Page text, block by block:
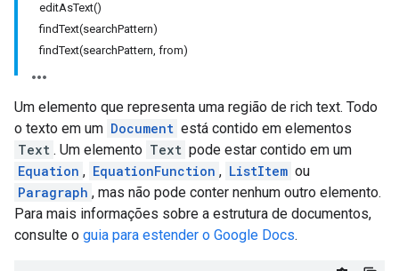
editAsText()
findText(searchPattern)
findText(searchPattern, from)
Um elemento que representa uma região de rich text. Todo
o texto em um Document está contido em elementos
Text . Um elemento Text pode estar contido em um
Equation , EquationFunction , ListItem ou
Paragraph , mas não pode conter nenhum outro elemento.
Para mais informações sobre a estrutura de documentos,
consulte o guia para estender o Google Docs.